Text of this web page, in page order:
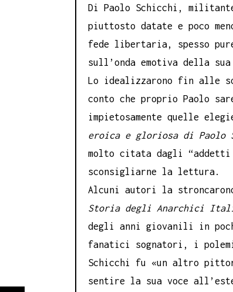
Di Paolo Schicchi,
piuttosto datate e poco
fede libertaria, spesso
sull’onda emotiva della sua
Lo idealizzarono fin alle
conto che proprio Paolo
impietosamente quelle
eroica e gloriosa di Paolo
molto citata dagli
sconsigliarne la lettura.
Alcuni autori la
Storia degli Anarchici
degli anni giovanili in
fanatici sognatori, i
Schicchi fu «un altro
sentire la sua voce